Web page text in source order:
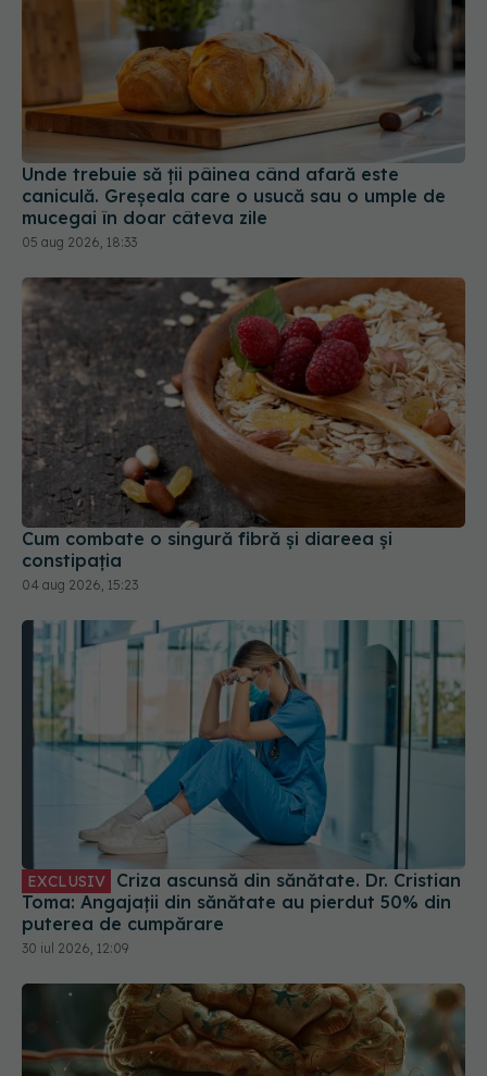
Unde trebuie să ții pâinea când afară este
caniculă. Greșeala care o usucă sau o umple de
mucegai în doar câteva zile
05 aug 2026, 18:33
Cum combate o singură fibră și diareea și
constipația
04 aug 2026, 15:23
EXCLUSIV
Toma: Angajații din sănătate au pierdut 50% din
puterea de cumpărare
30 iul 2026, 12:09